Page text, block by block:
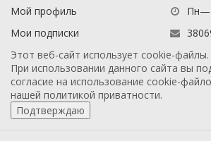
Мой профиль
Мои подписки
Этот веб-сайт использует cookie-файлы.
При использовании данного сайта вы
согласие на использование cookie-
нашей политикой приватности.
Подтверждаю